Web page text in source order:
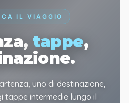
IL VIAGGIO
tappe,
uno di destinazione,
tappe intermedie lungo il